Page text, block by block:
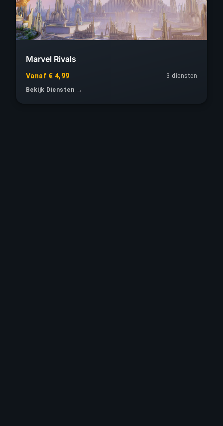
Marvel Rivals
Vanaf € 4,99 3 diensten
Bekijk Diensten →